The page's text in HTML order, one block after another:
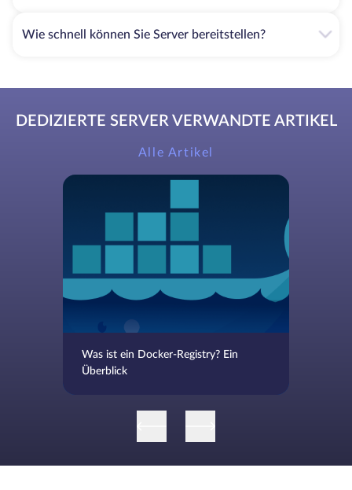
Wie schnell können Sie Server bereitstellen?
DEDIZIERTE SERVER VERWANDTE ARTIKEL
Alle Artikel
Was ist ein Docker-Registry? Ein
Überblick